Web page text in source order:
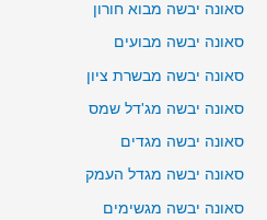
סאונה יבשה מבוא חורון
סאונה יבשה מבועים
סאונה יבשה מבשרת ציון
סאונה יבשה מג'דל שמס
סאונה יבשה מגדים
סאונה יבשה מגדל העמק
סאונה יבשה מגשימים